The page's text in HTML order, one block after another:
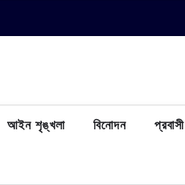
আইন শৃঙ্খলা বিনোদন প্রবাসী